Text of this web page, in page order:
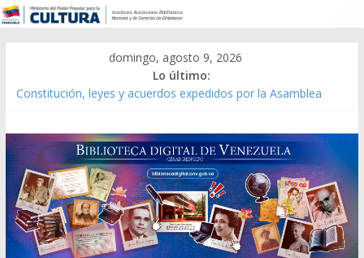
domingo, agosto 9, 2026
Lo último:
Constitución, leyes y acuerdos expedidos por la Asamblea
Modesta Bor Sánchez [material gráfico]
Gaceta Oficial de la República de Venezuela año CXXXIII Mes V,
Caracas 09 de marzo de 2006 N° 38.394
Catálogo temático de obras de Modesta Bor